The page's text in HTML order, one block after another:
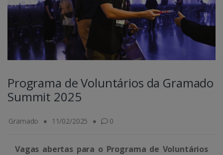
Programa de Voluntários da Gramado
Summit 2025
Gramado 11/02/2025 0
Vagas abertas para o Programa de Voluntários